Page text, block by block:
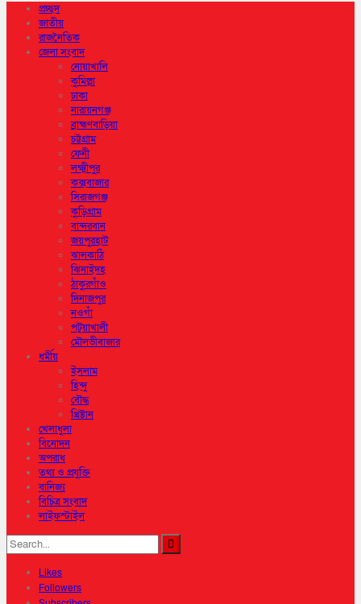
প্রচ্ছদ
জাতীয়
রাজনৈতিক
জেলা সংবাদ
নোয়াখালি
কুমিল্লা
ঢাকা
নারায়নগঞ্জ
ব্রাহ্মণবাড়িয়া
চট্টগ্রাম
ফেনী
লক্ষ্মীপুর
কক্সবাজার
সিরাজগঞ্জ
কুড়িগ্রাম
বান্দরবান
জয়পুরহাট
ঝালকাঠি
ঝিনাইদহ
ঠাকুরগাঁও
দিনাজপুর
নওগাঁ
পটুয়াখালী
মৌলভীবাজার
ধর্মীয়
ইসলাম
হিন্দু
বৌদ্ধ
খ্রিষ্টান
খেলাধুলা
বিনোদন
অপরাধ
তথ্য ও প্রযুক্তি
বানিজ্য
বিচিত্র সংবাদ
লাইফস্টাইল
Likes
Followers